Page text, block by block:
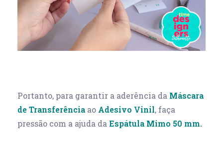
Portanto, para garantir a aderência da Máscara
de Transferência ao Adesivo Vinil, faça
pressão com a ajuda da Espátula Mimo 50 mm.